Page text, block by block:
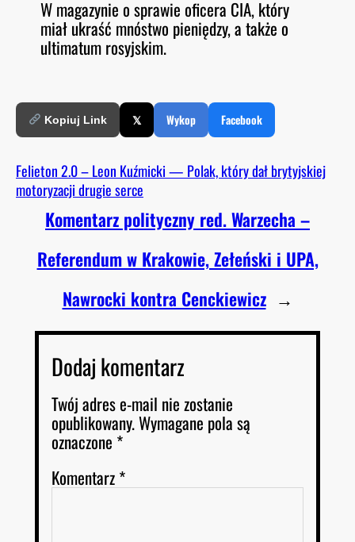
O
D
E
RSS FEED
LINK
EMBED
W magazynie o sprawie oficera CIA, który
miał ukraść mnóstwo pieniędzy, a także o
ultimatum rosyjskim.
Kopiuj Link 𝕏 Wykop Facebook
Felieton 2.0 – Leon Kuźmicki — Polak, który dał brytyjskiej
motoryzacji drugie serce
Komentarz polityczny red. Warzecha –
Referendum w Krakowie, Zełeński i UPA,
Nawrocki kontra Cenckiewicz →
Dodaj komentarz
Twój adres e-mail nie zostanie
opublikowany.Wymagane pola są
oznaczone *
Komentarz*